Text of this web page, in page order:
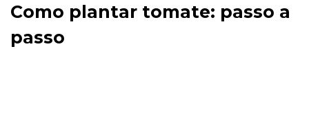
Como plantar tomate: passo a
passo